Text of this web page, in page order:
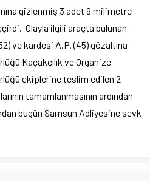
gizlenmiş 3 adet 9 milimetre
Olayla ilgili araçta bulunan
ve kardeşi A.P. (45) gözaltına
Kaçakçılık ve Organize
ekiplerine teslim edilen 2
tamamlanmasının ardından
bugün Samsun Adliyesine sevk